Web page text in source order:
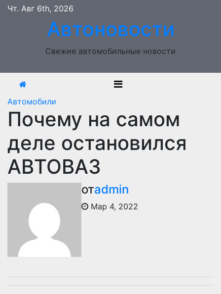
Перейти
содержимому
Чт. Авг 6th, 2026
Автоновости
Свежие автомобильные новости
Автомобили
Почему на самом
деле остановился
АВТОВАЗ
отadmin
Мар 4, 2022